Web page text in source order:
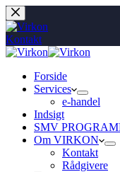
Fortsæt
til
indhold
Kontakt
Forside
Services
e-handel
Indsigt
SMV
Om VIRKON
Kontakt
Rådgivere